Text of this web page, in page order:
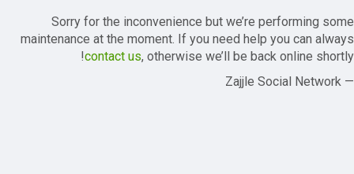
Sorry for the inconvenience but we’re performing some
maintenance at the moment. If you need help you can always
contact us, otherwise we’ll be back online shortly!
— Zajjle Social Network